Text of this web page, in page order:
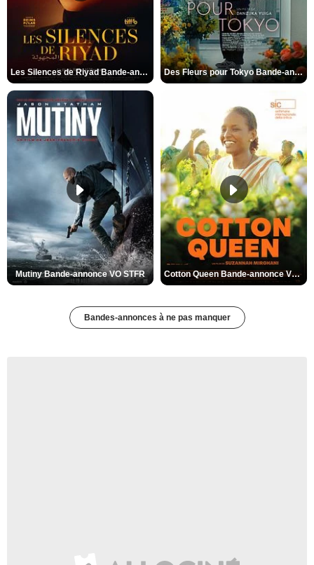
Les Silences de Riyad Bande-annonce VO STFR Des Fleurs pour Tokyo Bande-annonce VO STFR
Mutiny Bande-annonce VO STFR Cotton Queen Bande-annonce VO STFR
Bandes-annonces à ne pas manquer